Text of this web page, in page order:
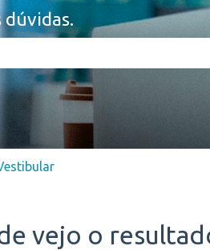
dúvidas.
está em branco.
vejo o